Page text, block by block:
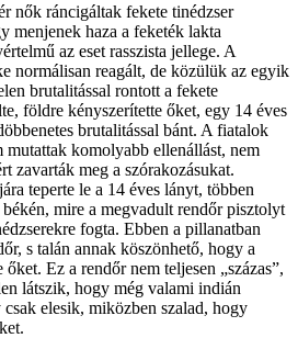
nők ráncigáltak fekete tinédzser
menjenek haza a feketék lakta
az eset rasszista jellege. A
normálisan reagált, de közülük az egyik
brutalitással rontott a fekete
földre kényszerítette őket, egy 14 éves
brutalitással bánt. A fiatalok
komolyabb ellenállást, nem
zavarták meg a szórakozásukat.
teperte le a 14 éves lányt, többen
mire a megvadult rendőr pisztolyt
fogta. Ebben a pillanatban
s talán annak köszönhető, hogy a
Ez a rendőr nem teljesen „százas”,
látszik, hogy még valami indián
elesik, miközben szalad, hogy